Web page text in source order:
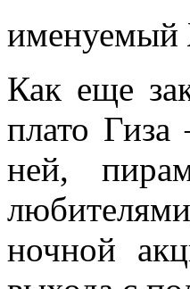
Как еще
плато
ней,
ночной